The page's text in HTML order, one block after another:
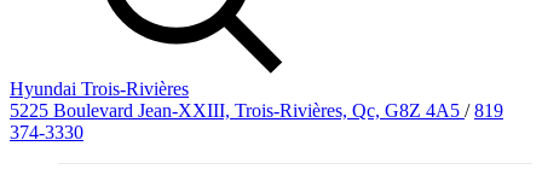
Hyundai Trois-Rivières
5225 Boulevard Jean-XXIII, Trois-Rivières, Qc, G8Z 4A5 / 819
374-3330